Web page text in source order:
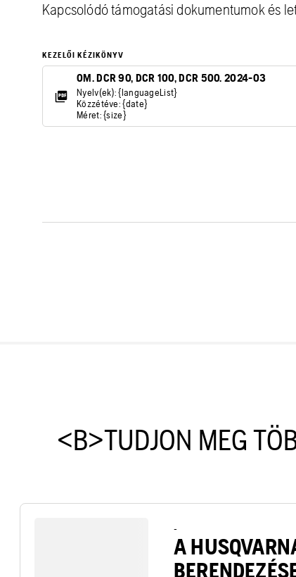
Kapcsolódó támogatási dokumentumok és
KEZELŐI KÉZIKÖNYV
OM. DCR 90, DCR 100, DCR 500. 2024-03
Nyelv(ek): {languageList}
Közzétéve: {date}
Méret: {size}
<B>TUDJON MEG
-
A